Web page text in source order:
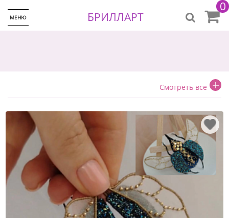
МЕНЮ БРИЛЛАРТ
0
Смотреть все +
♡